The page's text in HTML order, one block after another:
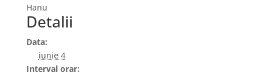
Hanu
Detalii
Data:
iunie 4
Interval orar: